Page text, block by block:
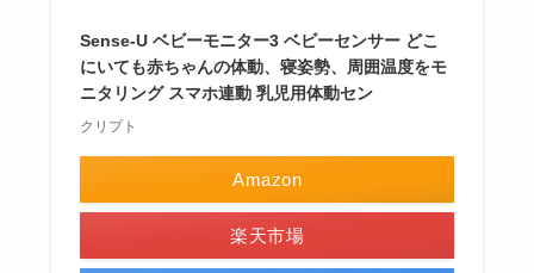
Sense-U ベビーモニター3 ベビーセンサー どこ
にいても赤ちゃんの体動、寝姿勢、周囲温度をモ
ニタリング スマホ連動 乳児用体動セン
クリプト
Amazon
楽天市場